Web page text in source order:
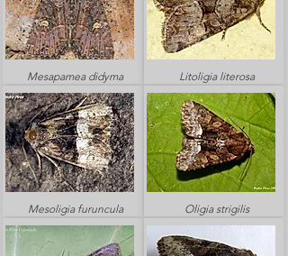
Mesapamea didyma
Mesoligia furuncula
Litoligia literosa
Oligia strigilis